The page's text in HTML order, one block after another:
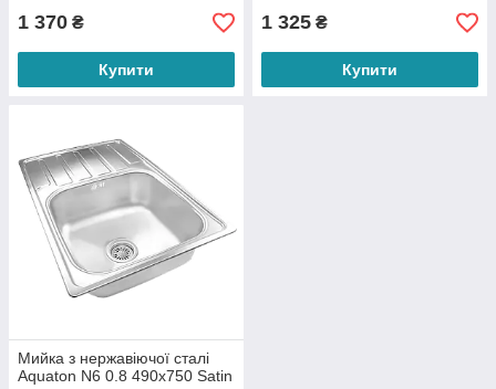
1 370 ₴
Купити
1 325 ₴
Купити
Мийка з нержавіючої сталі
Aquaton N6 0.8 490х750 Satin